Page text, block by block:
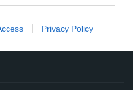
Privacy Policy